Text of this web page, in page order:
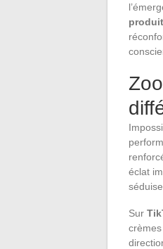
éclat
Sur